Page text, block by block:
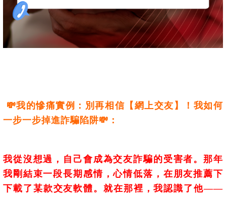
💸我的慘痛實例：別再相信【網上交友】！我如何
一步一步掉進詐騙陷阱💸：
我從沒想過，自己會成為交友詐騙的受害者。那年
我剛結束一段長期感情，心情低落，在朋友推薦下
下載了某款交友軟體。就在那裡，我認識了他——